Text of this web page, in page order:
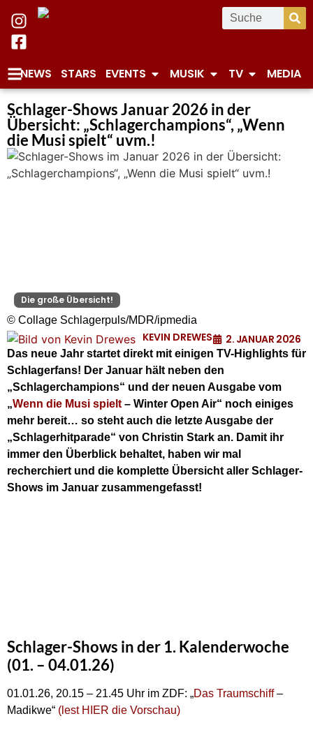
NEWS STARS EVENTS MUSIK TV MEDIA
Schlager-Shows Januar 2026 in der
Übersicht: „Schlagerchampions“, „Wenn
die Musi spielt“ uvm.!
Die große Übersicht!
© Collage Schlagerpuls/MDR/ipmedia
KEVIN DREWES 2. JANUAR 2026
Das neue Jahr startet direkt mit einigen TV-Highlights für
Schlagerfans! Der Januar hält neben den
„Schlagerchampions“ und der neuen Ausgabe vom
„Wenn die Musi spielt – Winter Open Air“ noch einiges
mehr bereit… so steht auch die letzte Ausgabe der
„Schlagerhitparade“ von Christin Stark an. Damit ihr
immer den Überblick behaltet, haben wir mal
recherchiert und die komplette Übersicht aller Schlager-
Shows im Januar zusammengefasst!
Schlager-Shows in der 1. Kalenderwoche
(01. – 04.01.26)
01.01.26, 20.15 – 21.45 Uhr im ZDF: „Das Traumschiff–
Madikwe“ (lest HIER die Vorschau)